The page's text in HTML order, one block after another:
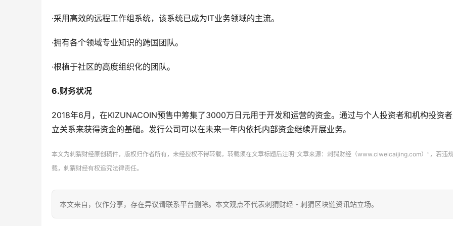
·采用高效的远程工作组系统，该系统已成为IT业务领域的主流。
·拥有各个领域专业知识的跨国团队。
·根植于社区的高度组织化的团队。
6.财务状况
2018年6月，在KIZUNACOIN预售中筹集了3000万日元用于开发和运营的资金。通过与个人投资者和机构投资
立关系来获得资金的基础。发行公司可以在未来一年内依托内部资金继续开展业务。
本文为刺猬财经原创稿件，版权归作者所有，未经授权不得转载，转载须在文章标题后注明“文章来源：刺猬财经（www.ciweicaijing.com）”，若违
载，刺猬财经有权追究法律责任。
本文来自 ，仅作分享，存在异议请联系平台删除。本文观点不代表刺猬财经 - 刺猬区块链资讯站立场。